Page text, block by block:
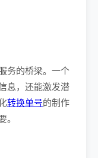
务的桥梁。一个
息，还能激发潜
转换单号的制作
。